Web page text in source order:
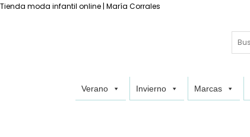
Tienda moda infantil online | María Corrales
Verano Invierno Marcas